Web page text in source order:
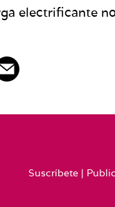
electrificante
Suscríbete|